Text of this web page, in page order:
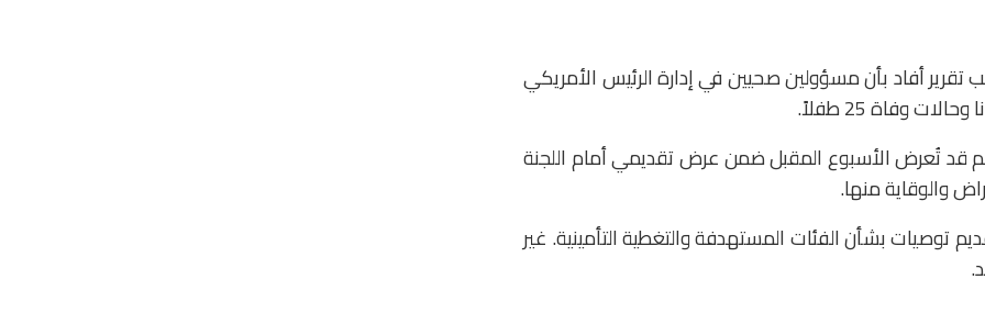
أفاد بأن مسؤولين صحيين في إدارة الرئيس الأمريكي
وفاة 25 طفلاً.
تُعرض الأسبوع المقبل ضمن عرض تقديمي أمام اللجنة
والوقاية منها.
توصيات بشأن الفئات المستهدفة والتغطية التأمينية. غير